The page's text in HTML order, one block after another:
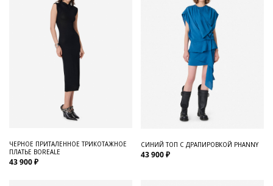
ЧЕРНОЕ ПРИТАЛЕННОЕ ТРИКОТАЖНОЕ
ПЛАТЬЕ BOREALE
43 900 ₽
СИНИЙ ТОП С ДРАПИРОВКОЙ PHANNY
43 900 ₽